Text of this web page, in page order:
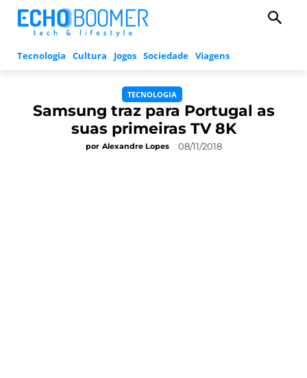
Tecnologia Cultura Jogos Sociedade Viagens
TECNOLOGIA
Samsung traz para Portugal as
suas primeiras TV 8K
por Alexandre Lopes 08/11/2018